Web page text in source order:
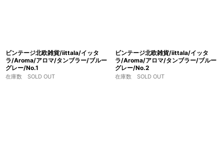
ビンテージ北欧雑貨/iittala/イッタ
ラ/Aroma/アロマ/タンブラー/ブルー
グレー/No.1
在庫数 SOLD OUT
ビンテージ北欧雑貨/iittala/イッタ
ラ/Aroma/アロマ/タンブラー/ブルー
グレー/No.2
在庫数 SOLD OUT